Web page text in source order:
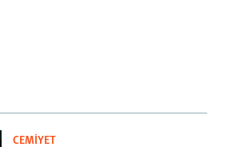
CEMİYET